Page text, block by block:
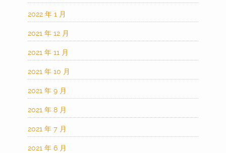
2022 年 1 月
2021 年 12 月
2021 年 11 月
2021 年 10 月
2021 年 9 月
2021 年 8 月
2021 年 7 月
2021 年 6 月